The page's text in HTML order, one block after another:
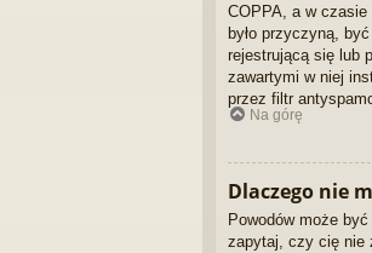
COPPA, a w czasie
było przyczyną,
rejestrującą się lub
zawartymi w niej
przez filtr
Na górę
Dlaczego nie
Powodów może
zapytaj, czy cię nie